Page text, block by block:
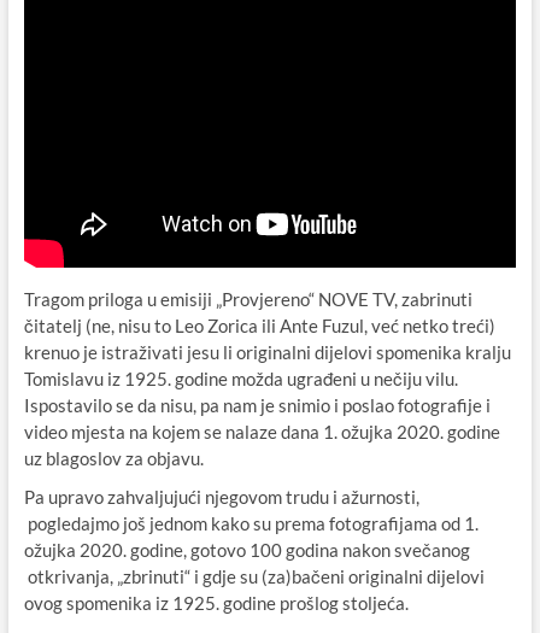
Tragom priloga u emisiji „Provjereno“ NOVE TV, zabrinuti
čitatelj (ne, nisu to Leo Zorica ili Ante Fuzul, već netko treći)
krenuo je istraživati jesu li originalni dijelovi spomenika kralju
Tomislavu iz 1925. godine možda ugrađeni u nečiju vilu.
Ispostavilo se da nisu, pa nam je snimio i poslao fotografije i
video mjesta na kojem se nalaze dana 1. ožujka 2020. godine
uz blagoslov za objavu.
Pa upravo zahvaljujući njegovom trudu i ažurnosti,
pogledajmo još jednom kako su prema fotografijama od 1.
ožujka 2020. godine, gotovo 100 godina nakon svečanog
otkrivanja, „zbrinuti“ i gdje su (za)bačeni originalni dijelovi
ovog spomenika iz 1925. godine prošlog stoljeća.